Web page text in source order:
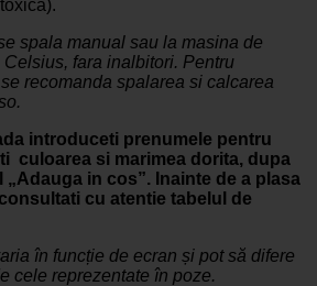
spala manual sau la masina de
fara inalbitori. Pentru
recomanda spalarea si calcarea
introduceti prenumele pentru
culoarea si marimea dorita, dupa
in cos”. Inainte de a plasa
cu atentie tabelul de
în funcție de ecran și pot să difere
cele reprezentate în poze.